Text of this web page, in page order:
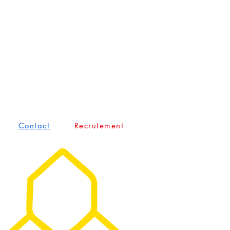
Contact Recrutement